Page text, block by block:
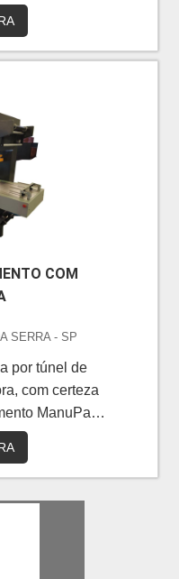
meio da maior
a melhor em
internet por
justo e em
até o site da
seladoras
COM
SERRA - SP
por túnel de
com certeza
ManuPack.
meio da maior
a melhor em
o tema
seladora, com
benefício com
shrink